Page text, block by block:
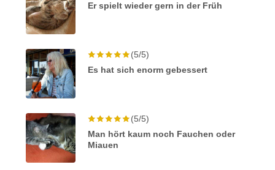
Er spielt wieder gern in der Früh
(5/5)
Es hat sich enorm gebessert
(5/5)
Man hört kaum noch Fauchen oder
Miauen